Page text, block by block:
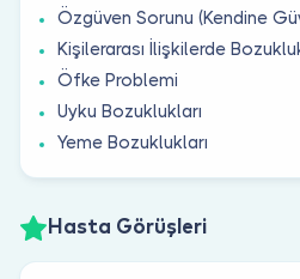
Özgüven Sorunu (Kendine
Kişilerarası İlişkilerde
Öfke Problemi
Uyku Bozuklukları
Yeme Bozuklukları
Hasta Görüşleri